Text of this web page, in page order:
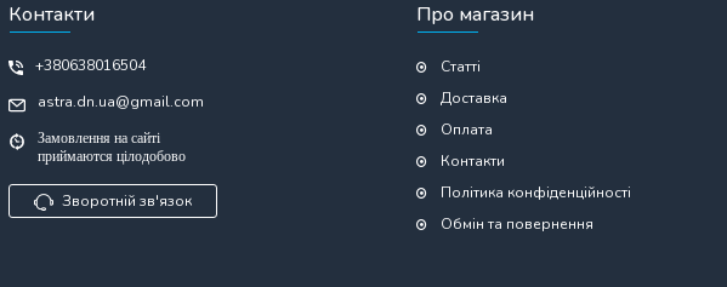
Контакти
+380638016504
astra.dn.ua@gmail.com
Замовлення на сайті
приймаются цілодобово
Зворотній зв'язок
Про магазин
Статті
Доставка
Оплата
Контакти
Політика конфіденційності
Обмін та повернення